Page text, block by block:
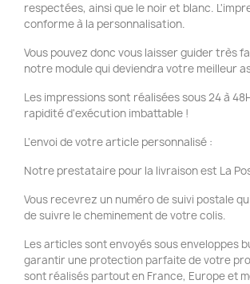
respectées, ainsi que le noir et blanc.
conforme à la personnalisation.
Vous pouvez donc vous laisser guider très
notre module qui deviendra votre meilleur
Les impressions sont réalisées sous 24 à
rapidité d'exécution imbattable !
L'envoi de votre article personnalisé :
Notre prestataire pour la livraison est La
Vous recevrez un numéro de suivi postale
de suivre le cheminement de votre colis.
Les articles sont envoyés sous enveloppes
garantir une protection parfaite de votre
sont réalisés partout en France, Europe et